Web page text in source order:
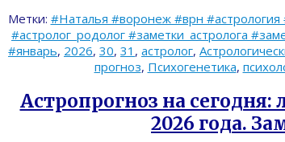
Метки: #Наталья #воронеж #врн #астрология
#астролог_родолог #заметки_астролога
#январь, 2026, 30, 31 , астролог,
прогноз, Психогенетика,
Астропрогноз на сегодня:
2026 года.